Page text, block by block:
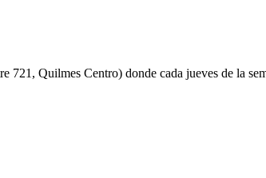
Quilmes Centro) donde cada jueves de la